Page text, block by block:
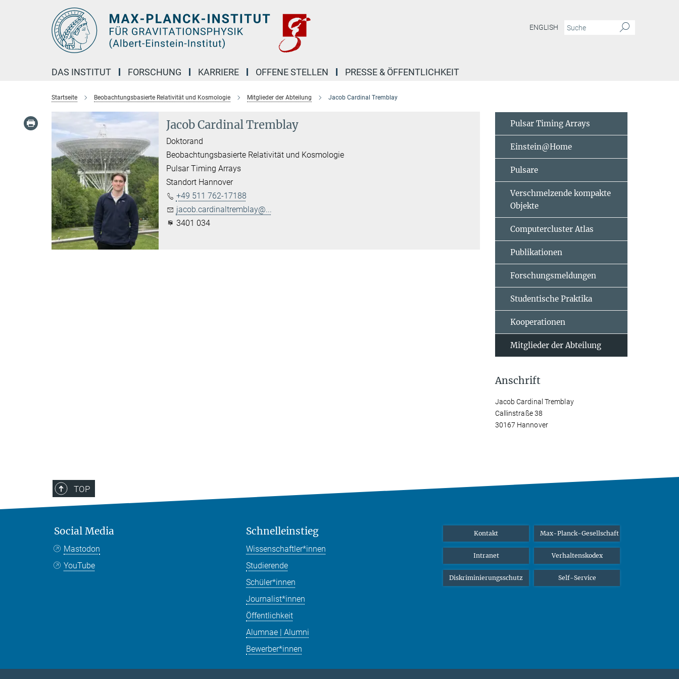
ENGLISH
DAS INSTITUT FORSCHUNG KARRIERE OFFENE STELLEN PRESSE & ÖFFENTLICHKEIT
Startseite Beobachtungsbasierte Relativität und Kosmologie Mitglieder der Abteilung Jacob Cardinal Tremblay
Jacob Cardinal Tremblay
Doktorand
Beobachtungsbasierte Relativität und Kosmologie
Pulsar Timing Arrays
Standort Hannover
+49 511 762-17188
jacob.cardinaltremblay@...
3401 034
Pulsar Timing Arrays
Einstein@Home
Pulsare
Verschmelzende kompakte
Objekte
Computercluster Atlas
Publikationen
Forschungsmeldungen
Studentische Praktika
Kooperationen
Mitglieder der Abteilung
Anschrift
Jacob Cardinal Tremblay
Callinstraße 38
30167 Hannover
TOP
Social Media
Mastodon
YouTube
Schnelleinstieg
Wissenschaftler*innen
Studierende
Schüler*innen
Journalist*innen
Öffentlichkeit
Alumnae | Alumni
Bewerber*innen
Kontakt Max-Planck-Gesellschaft
Intranet Verhaltenskodex
Diskriminierungsschutz Self-Service